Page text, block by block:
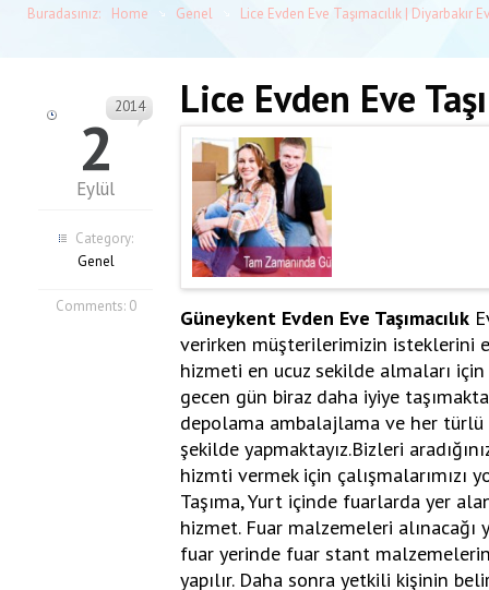
Buradasınız: Home Genel Lice Evden Eve Taşımacılık | Diyarbakır
2
Eylül
2014
Category:
Genel
Comments: 0
Lice Evden Eve
Güneykent Evden Eve Taşımacılık
verirken müşterilerimizin isteklerini
hizmeti en ucuz sekilde almaları
gecen gün biraz daha iyiye
depolama ambalajlama ve her türlü
şekilde yapmaktayız.Bizleri
hizmti vermek için çalışmalarımızı
Taşıma, Yurt içinde fuarlarda yer
hizmet. Fuar malzemeleri
fuar yerinde fuar stant
yapılır. Daha sonra yetkili kişinin